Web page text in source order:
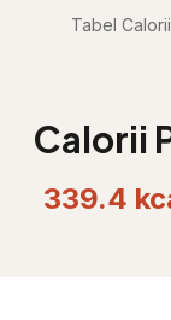
Tabel Calorii
Calorii
339.4